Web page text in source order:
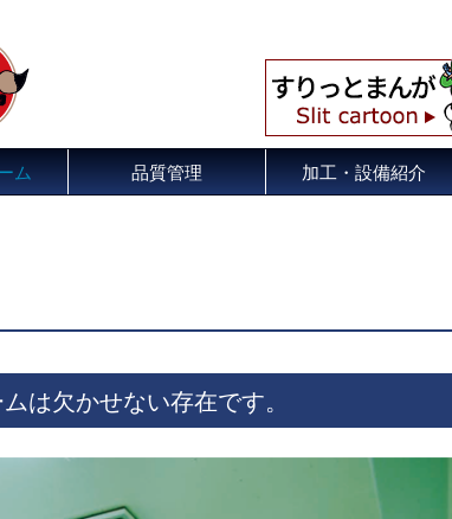
ム 品質管理 加工・設備紹介
は欠かせない存在です。